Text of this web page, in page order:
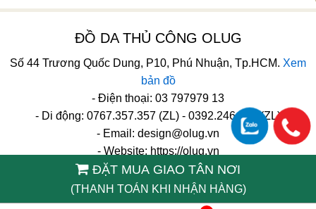
ĐẶT MUA GIAO TÂN NƠI
(THANH TOÁN KHI NHẬN HÀNG)
ĐỒ DA THỦ CÔNG OLUG
Số 44 Trương Quốc Dung, P10, Phú Nhuận, Tp.HCM. Xem
bản đồ
- Điện thoại: 03 797979 13
- Di động: 0767.357.357 (ZL) - 0392.246.246 (ZL)
- Email: design@olug.vn
- Website: https://olug.vn